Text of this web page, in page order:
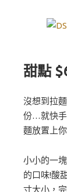
甜點
沒想到拉
份…就快手
麵放置上
小小的一
的口味!酸
寸大小，完